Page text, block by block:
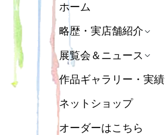
ホーム
略歴・実店舗紹介
展覧会＆ニュース
作品ギャラリー・実績
ネットショップ
オーダーはこちら